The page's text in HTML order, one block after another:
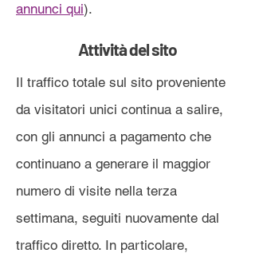
annunci qui).
Attività del sito
Il traffico totale sul sito proveniente
da visitatori unici continua a salire,
con gli annunci a pagamento che
continuano a generare il maggior
numero di visite nella terza
settimana, seguiti nuovamente dal
traffico diretto. In particolare,